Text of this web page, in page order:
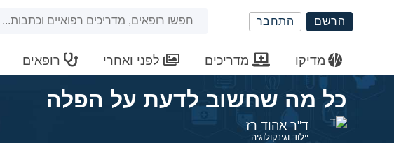
מַעֲרֶכֶת
הרשם התחבר
חיפוש
מדיקו מדריכים לפני ואחרי רופאים
כל מה שחשוב לדעת על הפלה
ד"ר אהוד רז
יילוד וגינקולוגיה